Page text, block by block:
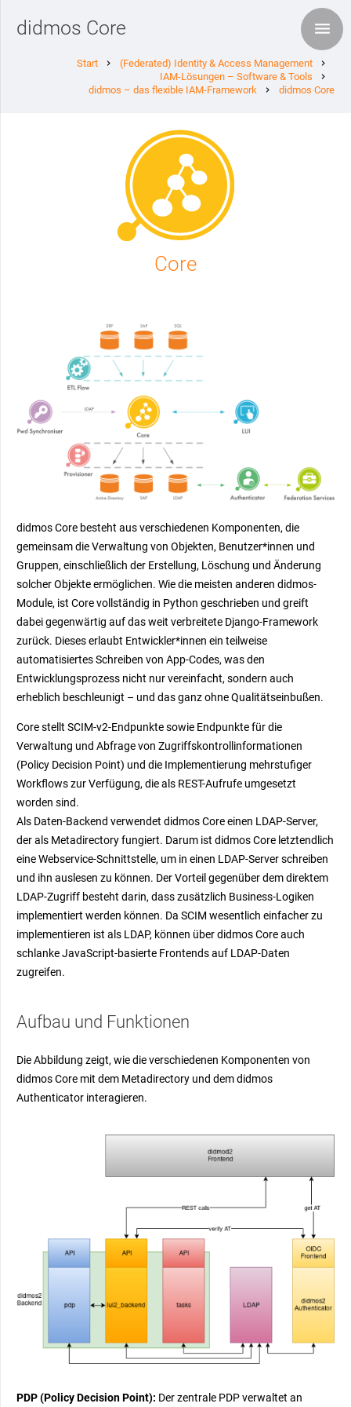
didmos Core
Start chevron_right (Federated) Identity & Access Management chevron_right
IAM-Lösungen – Software & Tools chevron_right
didmos – das flexible IAM-Framework chevron_right didmos Core
Core
didmos Core besteht aus verschiedenen Komponenten, die
gemeinsam die Verwaltung von Objekten, Benutzer*innen und
Gruppen, einschließlich der Erstellung, Löschung und Änderung
solcher Objekte ermöglichen. Wie die meisten anderen didmos-
Module, ist Core vollständig in Python geschrieben und greift
dabei gegenwärtig auf das weit verbreitete Django-Framework
zurück. Dieses erlaubt Entwickler*innen ein teilweise
automatisiertes Schreiben von App-Codes, was den
Entwicklungsprozess nicht nur vereinfacht, sondern auch
erheblich beschleunigt – und das ganz ohne Qualitätseinbußen.
Core stellt SCIM-v2-Endpunkte sowie Endpunkte für die
Verwaltung und Abfrage von Zugriffskontrollinformationen
(Policy Decision Point) und die Implementierung mehrstufiger
Workflows zur Verfügung, die als REST-Aufrufe umgesetzt
worden sind.
Als Daten-Backend verwendet didmos Core einen LDAP-Server,
der als Metadirectory fungiert. Darum ist didmos Core letztendlich
eine Webservice-Schnittstelle, um in einen LDAP-Server schreiben
und ihn auslesen zu können. Der Vorteil gegenüber dem direktem
LDAP-Zugriff besteht darin, dass zusätzlich Business-Logiken
implementiert werden können. Da SCIM wesentlich einfacher zu
implementieren ist als LDAP, können über didmos Core auch
schlanke JavaScript-basierte Frontends auf LDAP-Daten
zugreifen.
Aufbau und Funktionen
Die Abbildung zeigt, wie die verschiedenen Komponenten von
didmos Core mit dem Metadirectory und dem didmos
Authenticator interagieren.
PDP (Policy Decision Point): Der zentrale PDP verwaltet an